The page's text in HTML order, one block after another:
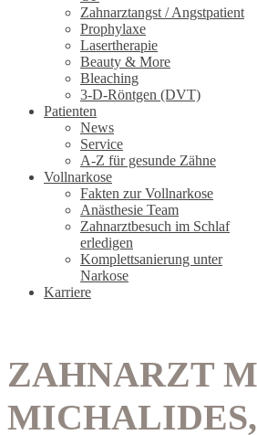
Zahnarztangst / Angstpatient
Prophylaxe
Lasertherapie
Beauty & More
Bleaching
3-D-Röntgen (DVT)
Patienten
News
Service
A-Z für gesunde Zähne
Vollnarkose
Fakten zur Vollnarkose
Anästhesie Team
Zahnarztbesuch im Schlaf
erledigen
Komplettsanierung unter
Narkose
Karriere
ZAHNARZT